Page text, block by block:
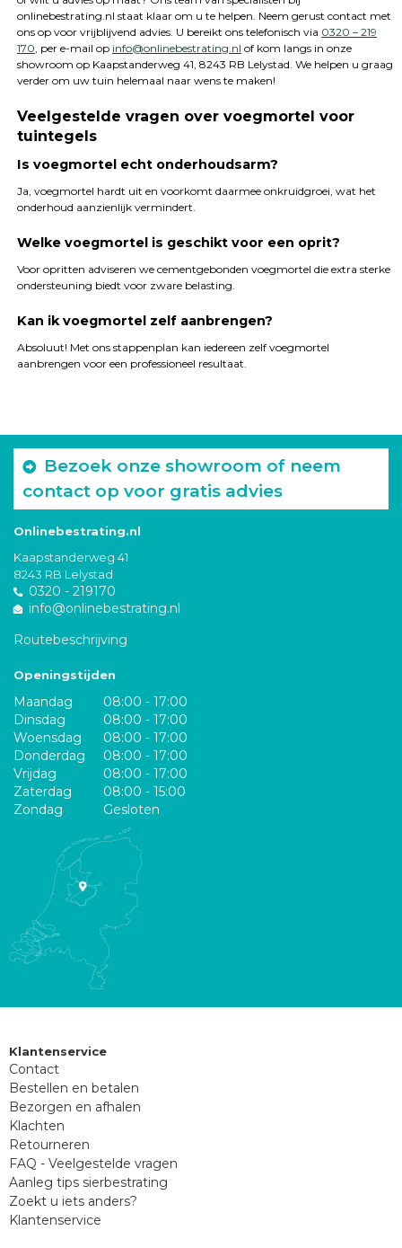
onlinebestrating.nl staat klaar om u te helpen. Neem gerust contact met
ons op voor vrijblijvend advies. U bereikt ons telefonisch via 0320 – 219
170, per e-mail op info@onlinebestrating.nl of kom langs in onze
showroom op Kaapstanderweg 41, 8243 RB Lelystad. We helpen u graag
verder om uw tuin helemaal naar wens te maken!
Veelgestelde vragen over voegmortel voor
tuintegels
Is voegmortel echt onderhoudsarm?
Ja, voegmortel hardt uit en voorkomt daarmee onkruidgroei, wat het
onderhoud aanzienlijk vermindert.
Welke voegmortel is geschikt voor een oprit?
Voor opritten adviseren we cementgebonden voegmortel die extra sterke
ondersteuning biedt voor zware belasting.
Kan ik voegmortel zelf aanbrengen?
Absoluut! Met ons stappenplan kan iedereen zelf voegmortel
aanbrengen voor een professioneel resultaat.
Bezoek onze showroom of neem
contact op voor gratis advies
Onlinebestrating.nl
Kaapstanderweg 41
8243 RB Lelystad
0320 - 219170
info@onlinebestrating.nl
Routebeschrijving
Openingstijden
Maandag
08:00 - 17:00
Dinsdag
08:00 - 17:00
Woensdag
08:00 - 17:00
Donderdag
08:00 - 17:00
Vrijdag
08:00 - 17:00
Zaterdag
08:00 - 15:00
Zondag
Gesloten
Klantenservice
Contact
Bestellen en betalen
Bezorgen en afhalen
Klachten
Retourneren
FAQ - Veelgestelde vragen
Aanleg tips sierbestrating
Zoekt u iets anders?
Klantenservice